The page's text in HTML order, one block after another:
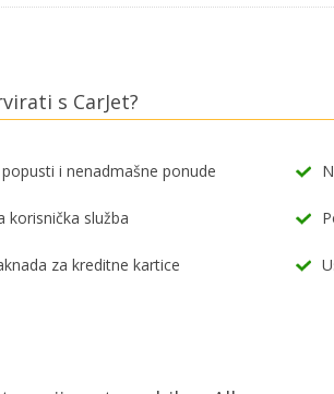
s CarJet?
i nenadmašne ponude
korisnička služba
za kreditne kartice